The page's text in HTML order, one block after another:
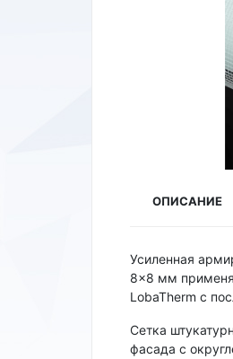
ОПИСАНИЕ
Усиленная
8×8 мм
LobaTherm с
Сетка
фасада с